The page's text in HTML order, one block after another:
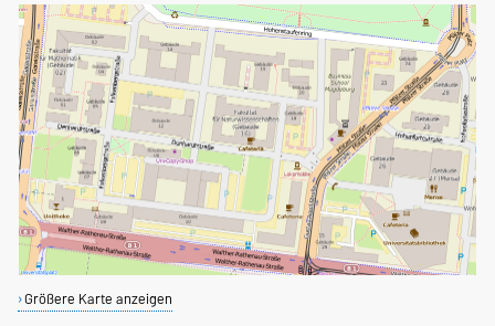
Größere Karte anzeigen